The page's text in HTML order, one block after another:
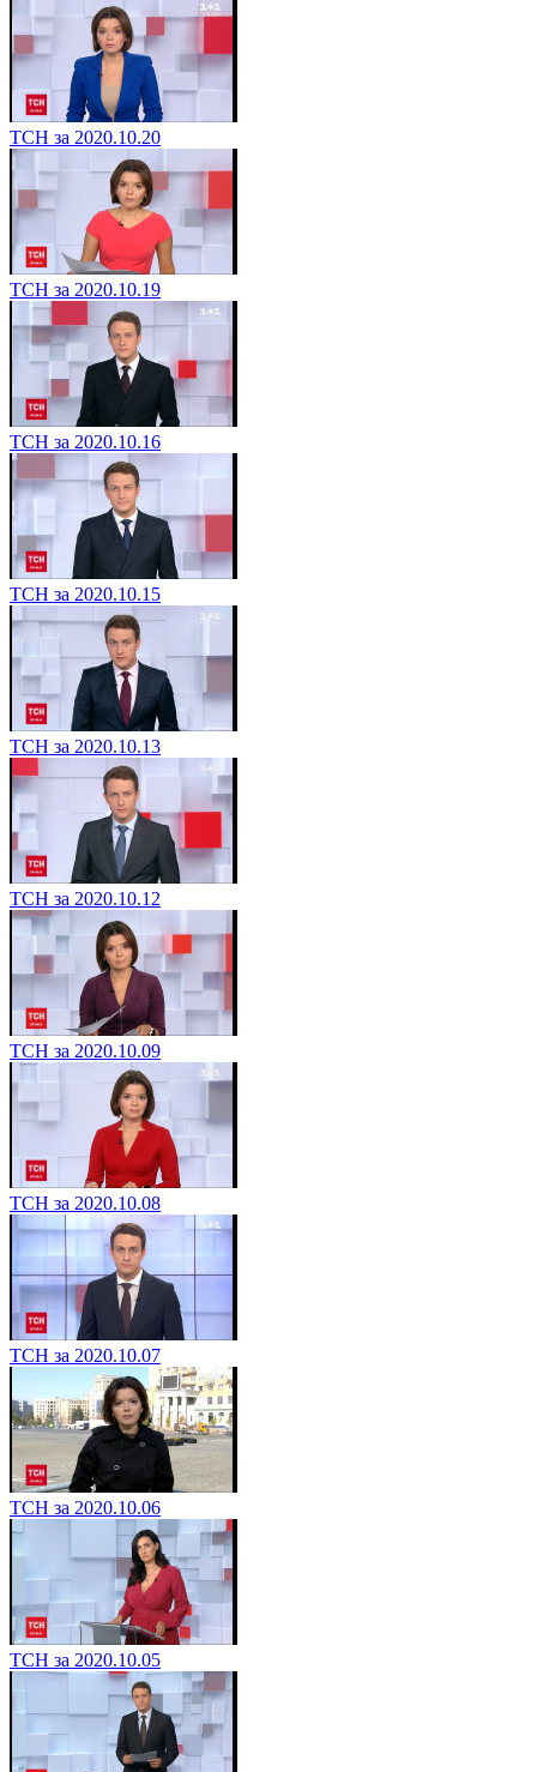
ТСН за 2020.10.20
ТСН за 2020.10.19
ТСН за 2020.10.16
ТСН за 2020.10.15
ТСН за 2020.10.13
ТСН за 2020.10.12
ТСН за 2020.10.09
ТСН за 2020.10.08
ТСН за 2020.10.07
ТСН за 2020.10.06
ТСН за 2020.10.05